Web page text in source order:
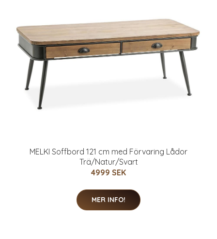
MELKI Soffbord 121 cm med Förvaring Lådor
Trä/Natur/Svart
4999 SEK
MER INFO!